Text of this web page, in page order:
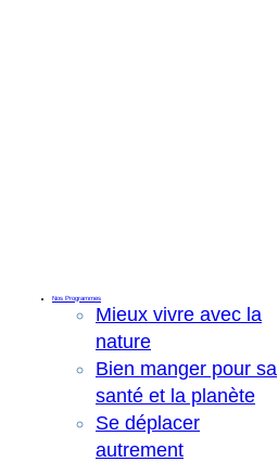
Nos Programmes
Mieux vivre avec la
nature
Bien manger pour sa
santé et la planète
Se déplacer
autrement